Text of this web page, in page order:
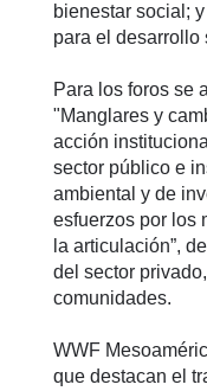
bienestar social;
para el desarrollo
Para los foros se
"Manglares y
acción
sector público e
ambiental y de
esfuerzos por los
la articulación”,
del sector
comunidades.
WWF
que destacan el